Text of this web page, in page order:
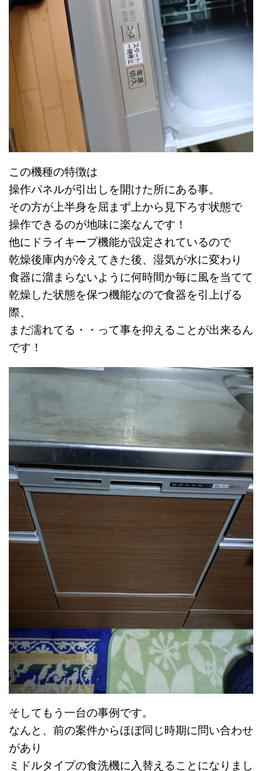
この機種の特徴は
操作パネルが引出しを開けた所にある事。
その方が上半身を屈まず上から見下ろす状態で
操作できるのが地味に楽なんです！
他にドライキープ機能が設定されているので
乾燥後庫内が冷えてきた後、湿気が水に変わり
食器に溜まらないように何時間か毎に風を当てて
乾燥した状態を保つ機能なので食器を引上げる
際、
まだ濡れてる・・って事を抑えることが出来るん
です！
そしてもう一台の事例です。
なんと、前の案件からほぼ同じ時期に問い合わせ
があり
ミドルタイプの食洗機に入替えることになりまし